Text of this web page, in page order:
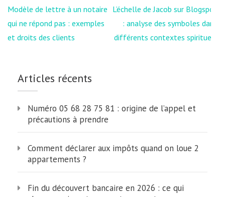
Navigation
de
l’article
Modèle de lettre à un notaire
qui ne répond pas : exemples
et droits des clients
L’échelle de Jacob sur Blogspot
: analyse des symboles dans
différents contextes spirituels
Articles récents
Numéro 05 68 28 75 81 : origine de l’appel et
précautions à prendre
Comment déclarer aux impôts quand on loue 2
appartements ?
Fin du découvert bancaire en 2026 : ce qui